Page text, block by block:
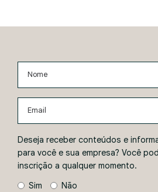
Deseja receber conteúdos e
para você e sua empresa? Você
inscrição a qualquer momento.
Sim
Não